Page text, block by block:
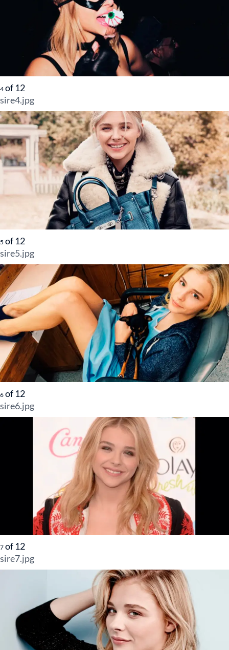
4 of 12
sire4.jpg
5 of 12
sire5.jpg
6 of 12
sire6.jpg
7 of 12
sire7.jpg